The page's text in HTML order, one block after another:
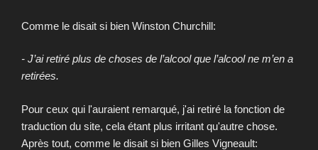
Comme le disait si bien Winston Churchill:
- J’ai retiré plus de choses de l’alcool que l’alcool ne m’en a
retirées.
Pour ceux qui l'auraient remarqué, j'ai retiré la fonction de
traduction du site, cela étant plus irritant qu'autre chose.
Après tout, comme le disait si bien Gilles Vigneault: